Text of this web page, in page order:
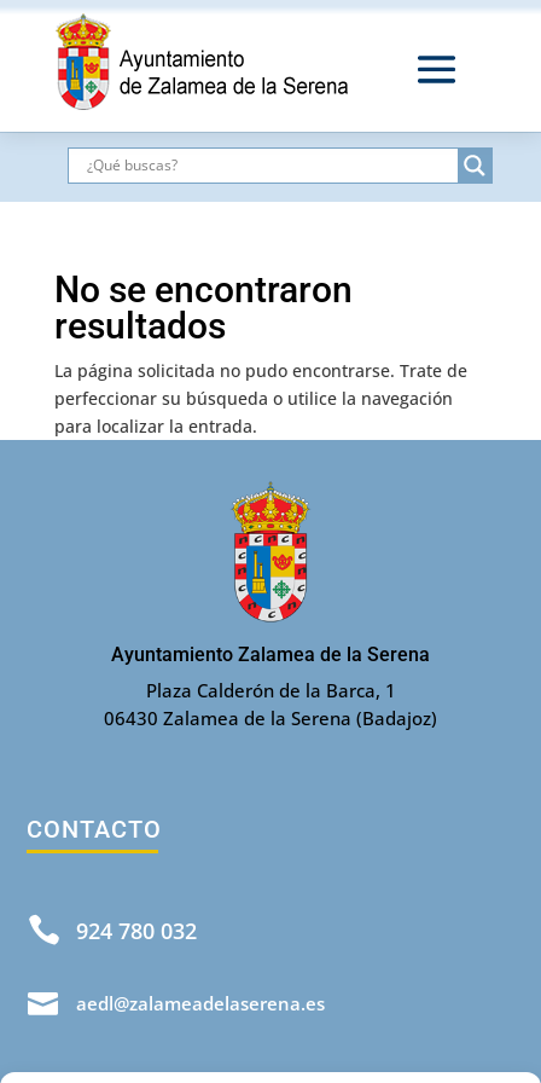
No se encontraron
resultados
La página solicitada no pudo encontrarse. Trate de
perfeccionar su búsqueda o utilice la navegación
para localizar la entrada.
Ayuntamiento Zalamea de la Serena
Plaza Calderón de la Barca, 1
06430 Zalamea de la Serena (Badajoz)
CONTACTO
 924 780 032
 aedl@zalameadelaserena.es